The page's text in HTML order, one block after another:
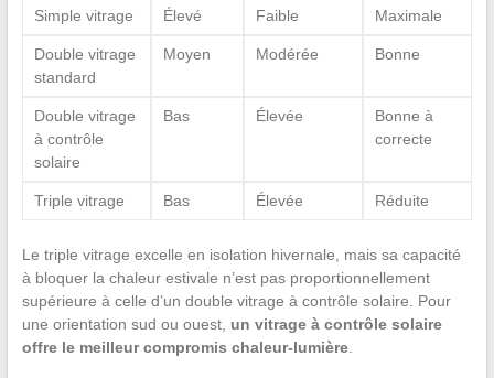
Simple vitrage Élevé Faible Maximale
Double vitrage
standard
Moyen Modérée Bonne
Double vitrage
à contrôle
solaire
Bas Élevée
Bonne à
correcte
Triple vitrage Bas Élevée Réduite
Le triple vitrage excelle en isolation hivernale, mais sa capacité
à bloquer la chaleur estivale n’est pas proportionnellement
supérieure à celle d’un double vitrage à contrôle solaire. Pour
une orientation sud ou ouest, un vitrage à contrôle solaire
offre le meilleur compromis chaleur-lumière.